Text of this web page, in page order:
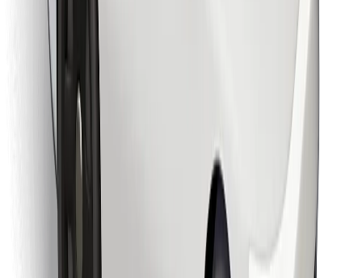
Bolt alkalmazás letöltése
Találd meg kedvenc ételedet!
Bolt Food app letöltése